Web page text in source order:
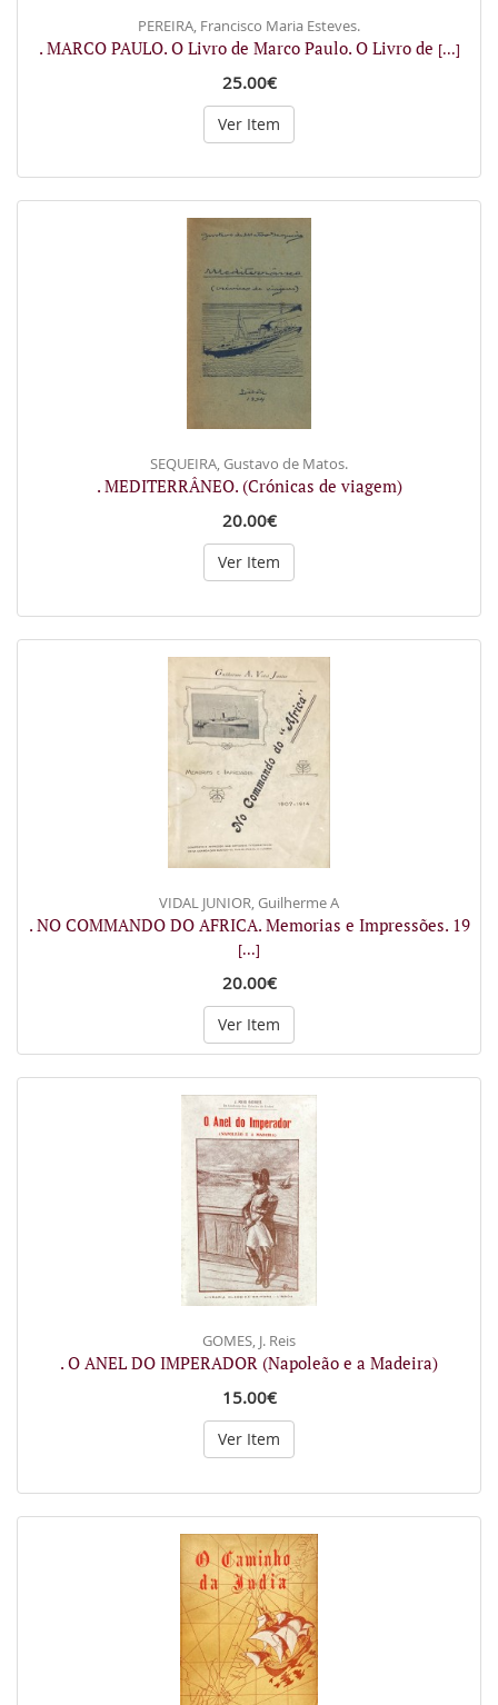
PEREIRA, Francisco Maria Esteves.
. MARCO PAULO. O Livro de Marco Paulo. O Livro de [...]
25.00€
Ver Item
SEQUEIRA, Gustavo de Matos.
. MEDITERRÂNEO. (Crónicas de viagem)
20.00€
Ver Item
VIDAL JUNIOR, Guilherme A
. NO COMMANDO DO AFRICA. Memorias e Impressões. 19
[...]
20.00€
Ver Item
GOMES, J. Reis
. O ANEL DO IMPERADOR (Napoleão e a Madeira)
15.00€
Ver Item